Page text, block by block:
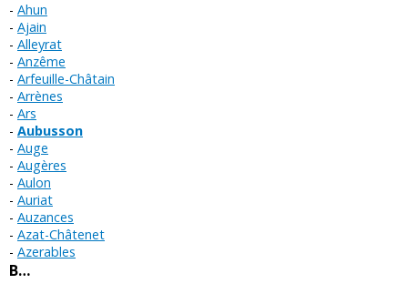
Ahun
Ajain
Alleyrat
Anzême
Arfeuille-Châtain
Arrènes
Ars
Aubusson
Auge
Augères
Aulon
Auriat
Auzances
Azat-Châtenet
Azerables
B…